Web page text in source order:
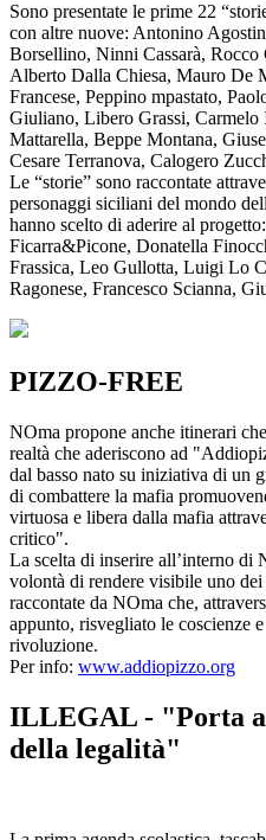
Sono presentate le prime 22
con altre nuove: Antonino
Borsellino, Ninni Cassarà,
Alberto Dalla Chiesa, Mauro De
Francese, Peppino mpastato,
Giuliano, Libero Grassi, Carmelo
Mattarella, Beppe Montana,
Cesare Terranova, Calogero
Le “storie” sono raccontate
personaggi siciliani del mondo
hanno scelto di aderire al
Ficarra&Picone, Donatella
Frassica, Leo Gullotta, Luigi Lo
Ragonese, Francesco Scianna,
PIZZO-FREE
NOma propone anche itinerari
realtà che aderiscono ad
dal basso nato su iniziativa di un
di combattere la mafia
virtuosa e libera dalla mafia
critico".
La scelta di inserire all’interno di
volontà di rendere visibile uno
raccontate da NOma che,
appunto, risvegliato le coscienze
rivoluzione.
Per info: www.addiopizzo.org
ILLEGAL - "Porta a
della legalità"